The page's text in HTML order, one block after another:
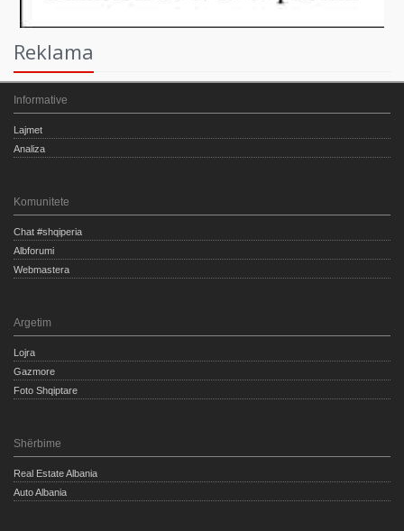
Reklama
Informative
Lajmet
Analiza
Komunitete
Chat #shqiperia
Albforumi
Webmastera
Argetim
Lojra
Gazmore
Foto Shqiptare
Shërbime
Real Estate Albania
Auto Albania